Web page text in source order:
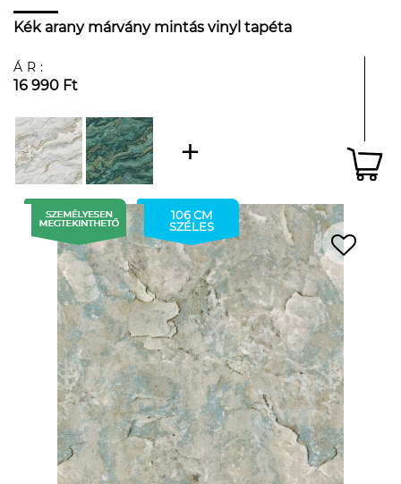
Kék arany márvány mintás vinyl tapéta
ÁR:
16 990 Ft
106 CM
SZÉLES